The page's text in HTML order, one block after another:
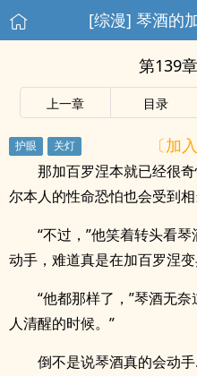
[综漫] 琴酒的
第139
上一章 目录
〔加
那加百罗涅本就已经很
尔本人的性命恐怕也会受到相
“不过，”他笑着转头看
动手，难道真是在加百罗涅
“他都那样了，”琴酒无
人清醒的时候。”
倒不是说琴酒真的会动